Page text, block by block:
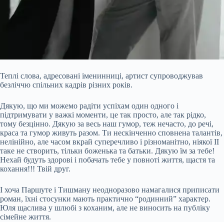
Теплі слова, адресовані іменинниці, артист супроводжував
безліччю спільних кадрів різних років.
Дякую, що ми можемо радіти успіхам один одного і
підтримувати у важкі моменти, це так просто, але так рідко,
тому безцінно. Дякую за весь наш гумор, теж нечасто, до речі,
краса та гумор живуть разом. Ти нескінченно сповнена талантів,
нелінійно, але часом вкрай суперечливо і різноманітно, ніякої ІІ
таке не створить, тільки боженька та батьки. Дякую їм за тебе!
Нехай будуть здорові і побачать тебе у повноті життя, щастя та
кохання!!! Твій друг.
І хоча Паршуте і Тишману неодноразово намагалися приписати
роман, їхні стосунки мають практично “родинний” характер.
Юля щаслива у шлюбі з коханим, але не виносить на публіку
сімейне життя.